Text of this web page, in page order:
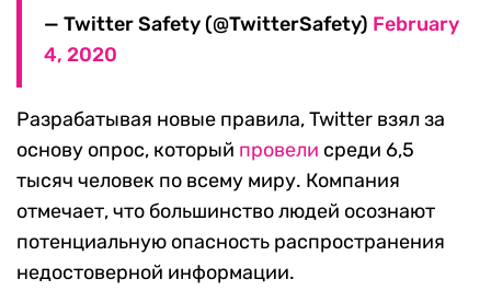
— Twitter Safety (@TwitterSafety) February
4, 2020
Разрабатывая новые правила, Twitter взял за
основу опрос, который провели среди 6,5
тысяч человек по всему миру. Компания
отмечает, что большинство людей осознают
потенциальную опасность распространения
недостоверной информации.